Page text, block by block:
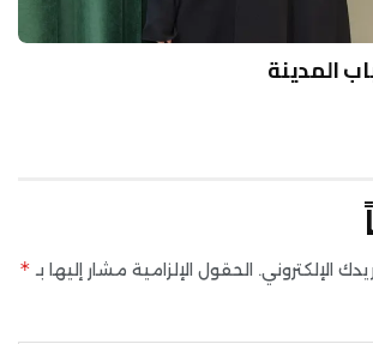
المدينة
الإلكتروني. الحقول الإلزامية مشار إليها بـ *